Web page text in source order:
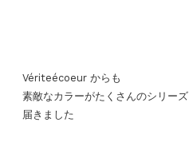
Vériteécoeur からも
素敵なカラーがたくさんのシリーズ
届きました